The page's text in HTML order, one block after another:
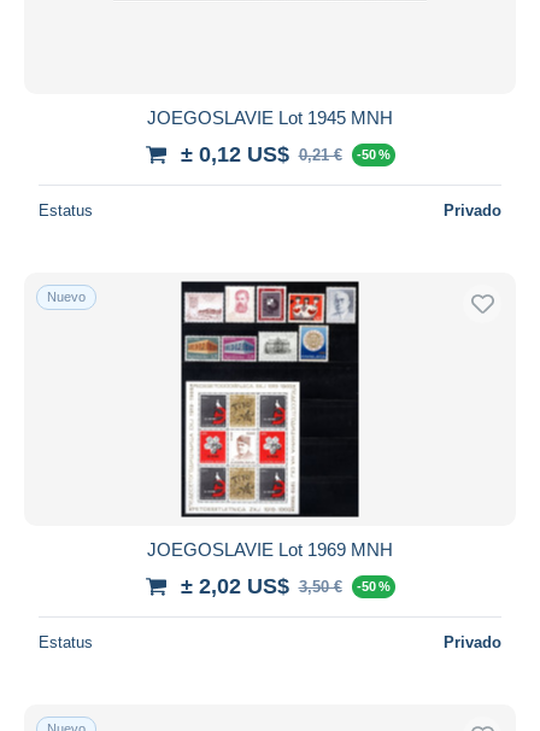
JOEGOSLAVIE Lot 1945 MNH
± 0,12 US$ 0,21 € -50 %
Estatus Privado
Nuevo
JOEGOSLAVIE Lot 1969 MNH
± 2,02 US$ 3,50 € -50 %
Estatus Privado